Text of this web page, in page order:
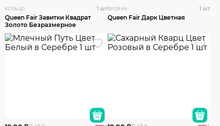
КОЛЬЦО 1 шт
Queen Fair Завитки Квадрат
Золото Безразмерное
БУСИНА 1 шт
Queen Fair Дарк Цветная